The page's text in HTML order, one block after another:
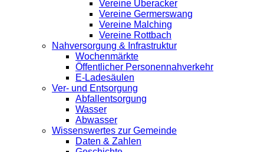
Vereine Überacker
Vereine Germerswang
Vereine Malching
Vereine Rottbach
Nahversorgung & Infrastruktur
Wochenmärkte
Öffentlicher Personennahverkehr
E-Ladesäulen
Ver- und Entsorgung
Abfallentsorgung
Wasser
Abwasser
Wissenswertes zur Gemeinde
Daten & Zahlen